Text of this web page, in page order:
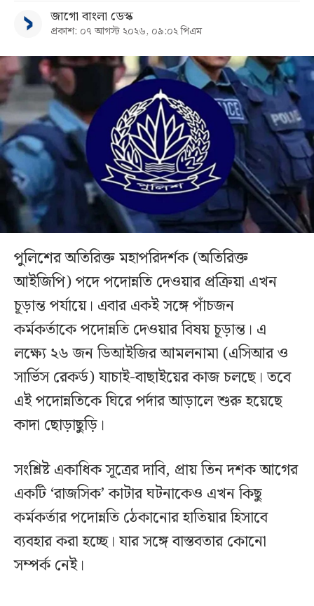
জাগো বাংলা ডেস্ক
প্রকাশ: ০৭ আগস্ট ২০২৬, ০৯:০২ পিএম
পুলিশের অতিরিক্ত মহাপরিদর্শক (অতিরিক্ত
আইজিপি) পদে পদোন্নতি দেওয়ার প্রক্রিয়া এখন
চূড়ান্ত পর্যায়ে। এবার একই সঙ্গে পাঁচজন
কর্মকর্তাকে পদোন্নতি দেওয়ার বিষয় চূড়ান্ত। এ
লক্ষ্যে ২৬ জন ডিআইজির আমলনামা (এসিআর ও
সার্ভিস রেকর্ড) যাচাই-বাছাইয়ের কাজ চলছে। তবে
এই পদোন্নতিকে ঘিরে পর্দার আড়ালে শুরু হয়েছে
কাদা ছোড়াছুড়ি।
সংশ্লিষ্ট একাধিক সূত্রের দাবি, প্রায় তিন দশক আগের
একটি ‘রাজসিক’ কাটার ঘটনাকেও এখন কিছু
কর্মকর্তার পদোন্নতি ঠেকানোর হাতিয়ার হিসাবে
ব্যবহার করা হচ্ছে। যার সঙ্গে বাস্তবতার কোনো
সম্পর্ক নেই।